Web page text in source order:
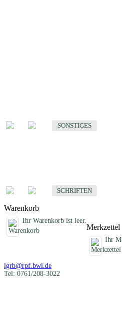
SONSTIGES
SCHRIFTEN
Warenkorb
Ihr Warenkorb ist leer.
Merkzettel
Ihr
lgrb@rpf.bwl.de
Tel: 0761/208-3022